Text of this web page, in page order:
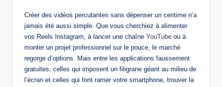
Créer des vidéos percutantes sans dépenser un centime n’a
jamais été aussi simple. Que vous cherchiez à alimenter
vos Reels Instagram, à lancer une chaîne YouTube ou à
monter un projet professionnel sur le pouce, le marché
regorge d’options. Mais entre les applications faussement
gratuites, celles qui imposent un filigrane géant au milieu de
l’écran et celles qui font ramer votre smartphone, trouver la